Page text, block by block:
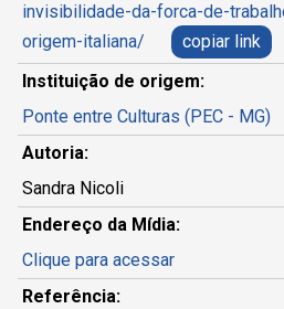
invisibilidade-da-forca-de-
origem-italiana/
copiar link
Instituição de origem:
Ponte entre Culturas (PEC - MG)
Autoria:
Sandra Nicoli
Endereço da Mídia:
Clique para acessar
Referência: